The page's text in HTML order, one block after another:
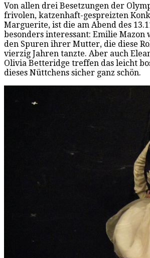
Von allen drei Besetzungen der
frivolen, katzenhaft-gespreizten
Marguerite, ist die am Abend des
besonders interessant: Emilie
den Spuren ihrer Mutter, die diese
vierzig Jahren tanzte. Aber auch
Olivia Betteridge treffen das leicht
dieses Nüttchens sicher ganz schön.